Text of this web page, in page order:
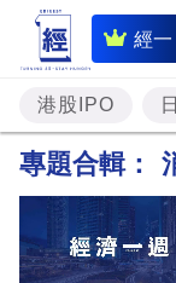
經一
即
時
財
經
題
投
港股IPO
專題合輯：